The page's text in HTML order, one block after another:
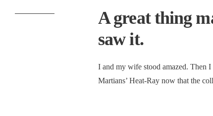
A great thing
saw it.
I and my wife stood amazed. Then
Martians’ Heat-Ray now that the